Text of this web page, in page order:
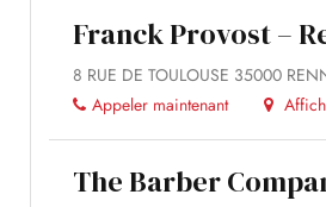
Franck Provost –
8 RUE DE TOULOUSE 35000
Appeler maintenant
The Barber